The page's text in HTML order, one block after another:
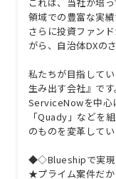
領域での豊富な実績
さらに投資ファン
がら、自治体DXの
私たちが目指して
生み出す会社』です
ServiceNowを中心
「Quady」などを
のものを変革してい
◆◇Blueshipで実
★プライム案件だか